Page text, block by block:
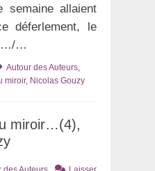
semaine allaient
déferlement, le
…/…
Autour des Auteurs,
miroir, Nicolas Gouzy
miroir…(4),